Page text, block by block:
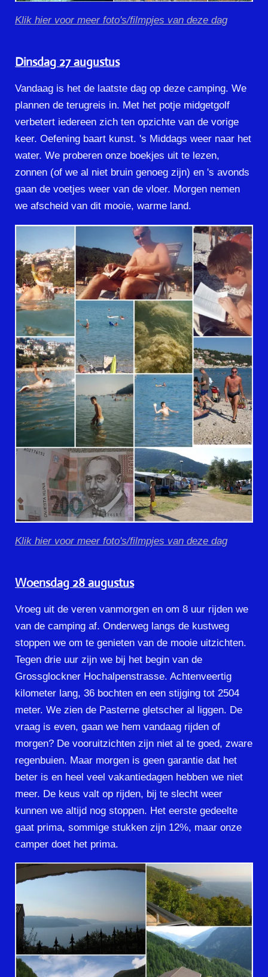
Klik hier voor meer foto's/filmpjes van deze dag
Dinsdag 27 augustus
Vandaag is het de laatste dag op deze camping. We
plannen de terugreis in. Met het potje midgetgolf
verbetert iedereen zich ten opzichte van de vorige
keer. Oefening baart kunst. 's Middags weer naar het
water. We proberen onze boekjes uit te lezen,
zonnen (of we al niet bruin genoeg zijn) en 's avonds
gaan de voetjes weer van de vloer. Morgen nemen
we afscheid van dit mooie, warme land.
Klik hier voor meer foto's/filmpjes van deze dag
Woensdag 28 augustus
Vroeg uit de veren vanmorgen en om 8 uur rijden we
van de camping af. Onderweg langs de kustweg
stoppen we om te genieten van de mooie uitzichten.
Tegen drie uur zijn we bij het begin van de
Grossglockner Hochalpenstrasse. Achtenveertig
kilometer lang, 36 bochten en een stijging tot 2504
meter. We zien de Pasterne gletscher al liggen. De
vraag is even, gaan we hem vandaag rijden of
morgen? De vooruitzichten zijn niet al te goed, zware
regenbuien. Maar morgen is geen garantie dat het
beter is en heel veel vakantiedagen hebben we niet
meer. De keus valt op rijden, bij te slecht weer
kunnen we altijd nog stoppen. Het eerste gedeelte
gaat prima, sommige stukken zijn 12%, maar onze
camper doet het prima.